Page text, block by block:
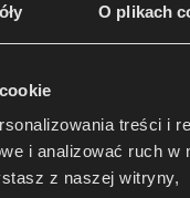
O plikach
treści i
i analizować ruch w
z naszej witryny,